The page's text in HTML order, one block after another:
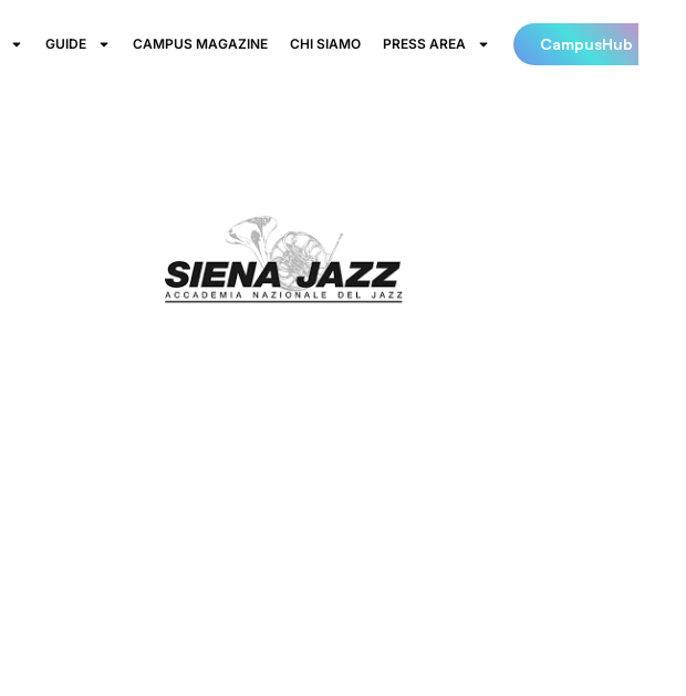
GUIDE CAMPUS MAGAZINE CHI SIAMO PRESS AREA CampusHub